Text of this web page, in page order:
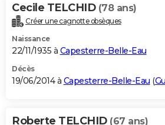
Cecile TELCHID (78 ans)
Créer une cagnotte obsèques
Naissance
22/11/1935 à Capesterre-Belle-Eau
Décès
19/06/2014 à Capesterre-Belle-Eau (
Roberte TELCHID (67 ans)